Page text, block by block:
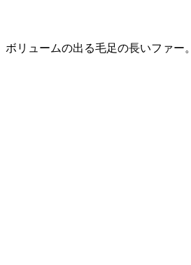
ボリュームの出る毛足の長いファー。